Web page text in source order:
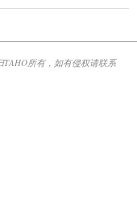
所有，如有侵权请联系